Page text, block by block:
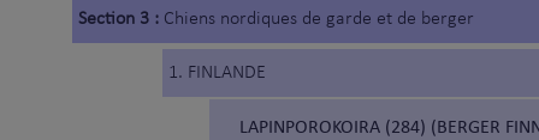
Section 3 : Chiens nordiques de garde et de berger
1. FINLANDE
LAPINPOROKOIRA (284) (BERGER